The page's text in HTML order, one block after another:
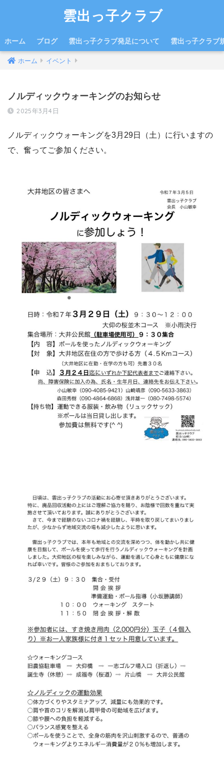
雲出っ子クラブ
ホーム ブログ 雲出っ子クラブ発足について 雲出っ子クラブ
ホーム イベント
ノルディックウォーキングのお知らせ
2025年3月4日
ノルディックウォーキングを3月29日（土）に行いますの
で、奮ってご参加ください。